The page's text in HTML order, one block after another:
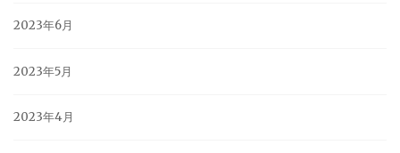
2023年6月
2023年5月
2023年4月